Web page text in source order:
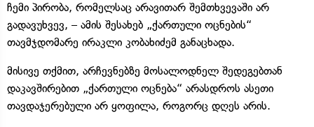
ჩემი პირობა, რომელსაც არავითარ შემთხვევაში არ
გადავუხვევ, – ამის შესახებ „ქართული ოცნების“
თავმჯდომარე ირაკლი კობახიძემ განაცხადა.
მისივე თქმით, არჩევნებზე მოსალოდნელ შედეგებთან
დაკავშირებით „ქართული ოცნება“ არასდროს ასეთი
თავდაჯერებული არ ყოფილა, როგორც დღეს არის.